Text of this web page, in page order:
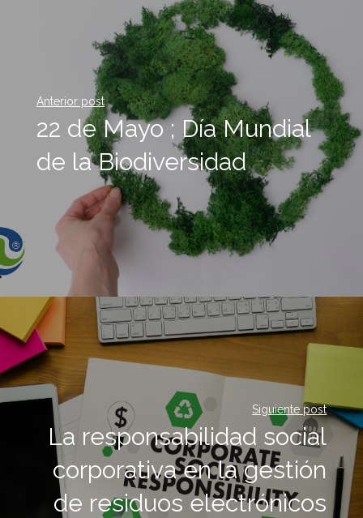
Anterior post
22 de Mayo ; Día Mundial
de la Biodiversidad
Siguiente post
La responsabilidad social
corporativa en la gestión
de residuos electrónicos